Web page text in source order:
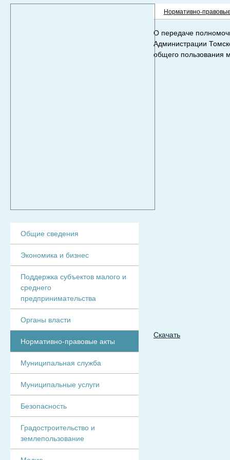
Нормативно-
О передаче
Администрации
общего пользования
Скачать
Общие сведения
Экономика и бизнес
Поддержка субъектов малого и
среднего
предпринимательства
Органы власти
Нормативно-правовые акты
Муниципальная служба
Муниципальные услуги
Безопасность
Градостроительство и
землепользование